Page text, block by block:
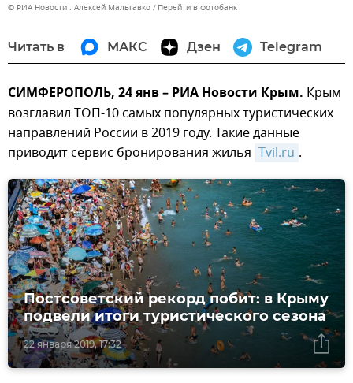
© РИА Новости . Алексей Мальгавко Перейти в фотобанк
Читать в МАКС Дзен Telegram
СИМФЕРОПОЛЬ, 24 янв – РИА Новости Крым. Крым
возглавил ТОП-10 самых популярных туристических
направлений России в 2019 году. Такие данные
приводит сервис бронирования жилья Tvil.ru .
22 января 2019, 17:32
Постсоветский рекорд побит: в Крыму
подвели итоги туристического сезона